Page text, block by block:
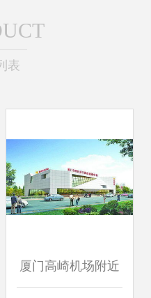
表
厦门高崎机场附近